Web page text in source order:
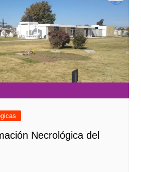
Necrológica del